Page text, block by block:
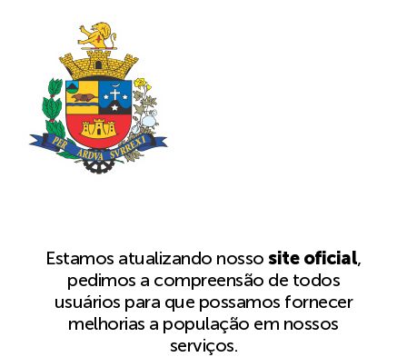
Estamos atualizando nossosite oficial,
pedimos a compreensão de todos
usuários para que possamos fornecer
melhorias a população em nossos
serviços.